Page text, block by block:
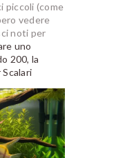
piccoli (come
vedere
noti per
uno
200, la
Scalari